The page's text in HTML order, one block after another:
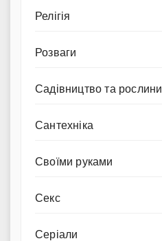
Релігія
Розваги
Садівництво та рослини
Сантехніка
Своїми руками
Секс
Серіали